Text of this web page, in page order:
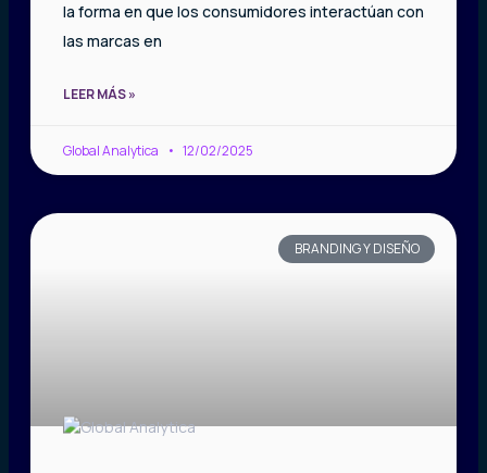
la forma en que los consumidores interactúan con
las marcas en
LEER MÁS »
Global Analytica 12/02/2025
BRANDING Y DISEÑO